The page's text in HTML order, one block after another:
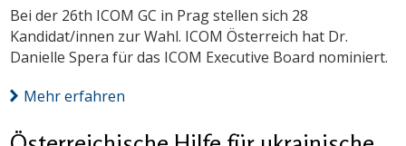
Bei der 26th ICOM GC in Prag stellen sich 28
Kandidat/innen zur Wahl. ICOM Österreich hat Dr.
Danielle Spera für das ICOM Executive Board nominiert.
Mehr erfahren